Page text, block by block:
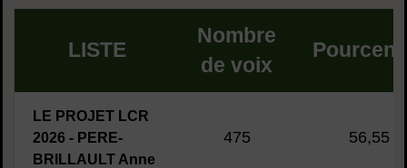
LISTE
Nombre
de voix
LE PROJET LCR
2026 - PERE-
BRILLAULT Anne
475 56,55